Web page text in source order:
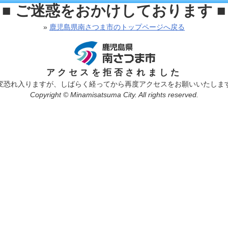
■ ご迷惑をおかけしております ■
» 鹿児島県南さつま市のトップページへ戻る
アクセスを拒否されました
恐れ入りますが、しばらく経ってから再度アクセスをお願いいたしま
Copyright © Minamisatsuma City. All rights reserved.